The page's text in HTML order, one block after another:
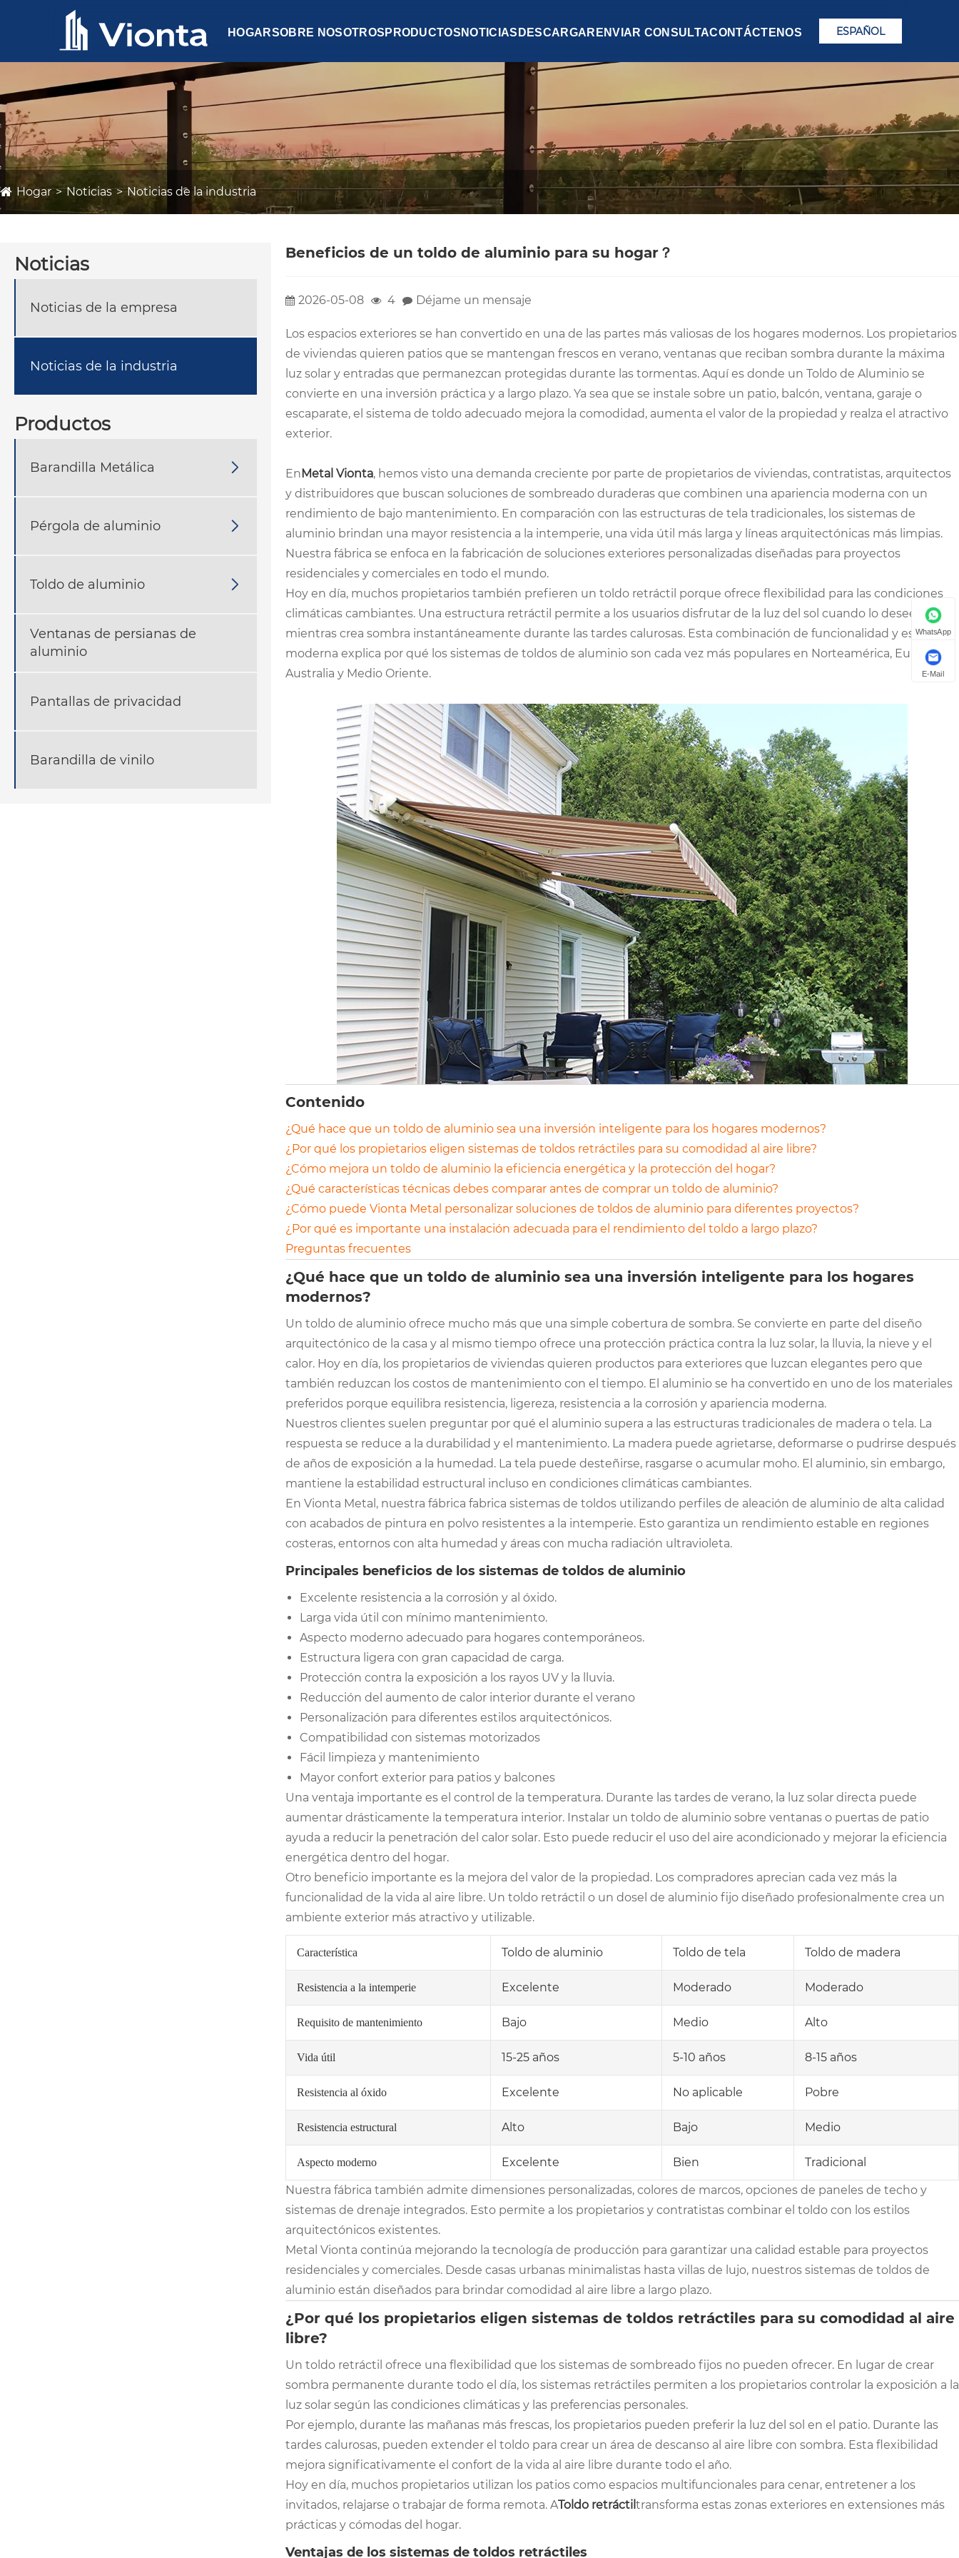
HOGARSOBRE NOSOTROS PRODUCTOS NOTICIAS DESCARGAR ENVIAR CONSULTACONTÁCTENOS ESPAÑOL
Hogar Noticias Noticias de la industria
Noticias
Noticias de la empresa
Noticias de la industria
Productos
Barandilla Metálica 
Pérgola de aluminio 
Toldo de aluminio 
Ventanas de persianas de
aluminio
Pantallas de privacidad
Barandilla de vinilo
Beneficios de un toldo de aluminio para su hogar？
2026-05-08 4 Déjame un mensaje
Los espacios exteriores se han convertido en una de las partes más valiosas de los hogares modernos. Los propietarios
de viviendas quieren patios que se mantengan frescos en verano, ventanas que reciban sombra durante la máxima
luz solar y entradas que permanezcan protegidas durante las tormentas. Aquí es donde un Toldo de Aluminio se
convierte en una inversión práctica y a largo plazo. Ya sea que se instale sobre un patio, balcón, ventana, garaje o
escaparate, el sistema de toldo adecuado mejora la comodidad, aumenta el valor de la propiedad y realza el atractivo
exterior.
EnMetal Vionta, hemos visto una demanda creciente por parte de propietarios de viviendas, contratistas, arquitectos
y distribuidores que buscan soluciones de sombreado duraderas que combinen una apariencia moderna con un
rendimiento de bajo mantenimiento. En comparación con las estructuras de tela tradicionales, los sistemas de
aluminio brindan una mayor resistencia a la intemperie, una vida útil más larga y líneas arquitectónicas más limpias.
Nuestra fábrica se enfoca en la fabricación de soluciones exteriores personalizadas diseñadas para proyectos
residenciales y comerciales en todo el mundo.
Hoy en día, muchos propietarios también prefieren un toldo retráctil porque ofrece flexibilidad para las condiciones
climáticas cambiantes. Una estructura retráctil permite a los usuarios disfrutar de la luz del sol cuando lo deseen
mientras crea sombra instantáneamente durante las tardes calurosas. Esta combinación de funcionalidad y estética
moderna explica por qué los sistemas de toldos de aluminio son cada vez más populares en Norteamérica, Europa,
Australia y Medio Oriente.
Contenido
¿Qué hace que un toldo de aluminio sea una inversión inteligente para los hogares modernos?
¿Por qué los propietarios eligen sistemas de toldos retráctiles para su comodidad al aire libre?
¿Cómo mejora un toldo de aluminio la eficiencia energética y la protección del hogar?
¿Qué características técnicas debes comparar antes de comprar un toldo de aluminio?
¿Cómo puede Vionta Metal personalizar soluciones de toldos de aluminio para diferentes proyectos?
¿Por qué es importante una instalación adecuada para el rendimiento del toldo a largo plazo?
Preguntas frecuentes
¿Qué hace que un toldo de aluminio sea una inversión inteligente para los hogares
modernos?
Un toldo de aluminio ofrece mucho más que una simple cobertura de sombra. Se convierte en parte del diseño
arquitectónico de la casa y al mismo tiempo ofrece una protección práctica contra la luz solar, la lluvia, la nieve y el
calor. Hoy en día, los propietarios de viviendas quieren productos para exteriores que luzcan elegantes pero que
también reduzcan los costos de mantenimiento con el tiempo. El aluminio se ha convertido en uno de los materiales
preferidos porque equilibra resistencia, ligereza, resistencia a la corrosión y apariencia moderna.
Nuestros clientes suelen preguntar por qué el aluminio supera a las estructuras tradicionales de madera o tela. La
respuesta se reduce a la durabilidad y el mantenimiento. La madera puede agrietarse, deformarse o pudrirse después
de años de exposición a la humedad. La tela puede desteñirse, rasgarse o acumular moho. El aluminio, sin embargo,
mantiene la estabilidad estructural incluso en condiciones climáticas cambiantes.
En Vionta Metal, nuestra fábrica fabrica sistemas de toldos utilizando perfiles de aleación de aluminio de alta calidad
con acabados de pintura en polvo resistentes a la intemperie. Esto garantiza un rendimiento estable en regiones
costeras, entornos con alta humedad y áreas con mucha radiación ultravioleta.
Principales beneficios de los sistemas de toldos de aluminio
Excelente resistencia a la corrosión y al óxido.
Larga vida útil con mínimo mantenimiento.
Aspecto moderno adecuado para hogares contemporáneos.
Estructura ligera con gran capacidad de carga.
Protección contra la exposición a los rayos UV y la lluvia.
Reducción del aumento de calor interior durante el verano
Personalización para diferentes estilos arquitectónicos.
Compatibilidad con sistemas motorizados
Fácil limpieza y mantenimiento
Mayor confort exterior para patios y balcones
Una ventaja importante es el control de la temperatura. Durante las tardes de verano, la luz solar directa puede
aumentar drásticamente la temperatura interior. Instalar un toldo de aluminio sobre ventanas o puertas de patio
ayuda a reducir la penetración del calor solar. Esto puede reducir el uso del aire acondicionado y mejorar la eficiencia
energética dentro del hogar.
Otro beneficio importante es la mejora del valor de la propiedad. Los compradores aprecian cada vez más la
funcionalidad de la vida al aire libre. Un toldo retráctil o un dosel de aluminio fijo diseñado profesionalmente crea un
ambiente exterior más atractivo y utilizable.
Característica Toldo de aluminio Toldo de tela Toldo de madera
Resistencia a la intemperie Excelente Moderado Moderado
Requisito de mantenimiento Bajo Medio Alto
Vida útil 15-25 años 5-10 años 8-15 años
Resistencia al óxido Excelente No aplicable Pobre
Resistencia estructural Alto Bajo Medio
Aspecto moderno Excelente Bien Tradicional
Nuestra fábrica también admite dimensiones personalizadas, colores de marcos, opciones de paneles de techo y
sistemas de drenaje integrados. Esto permite a los propietarios y contratistas combinar el toldo con los estilos
arquitectónicos existentes.
Metal Vionta continúa mejorando la tecnología de producción para garantizar una calidad estable para proyectos
residenciales y comerciales. Desde casas urbanas minimalistas hasta villas de lujo, nuestros sistemas de toldos de
aluminio están diseñados para brindar comodidad al aire libre a largo plazo.
¿Por qué los propietarios eligen sistemas de toldos retráctiles para su comodidad al aire
libre?
Un toldo retráctil ofrece una flexibilidad que los sistemas de sombreado fijos no pueden ofrecer. En lugar de crear
sombra permanente durante todo el día, los sistemas retráctiles permiten a los propietarios controlar la exposición a la
luz solar según las condiciones climáticas y las preferencias personales.
Por ejemplo, durante las mañanas más frescas, los propietarios pueden preferir la luz del sol en el patio. Durante las
tardes calurosas, pueden extender el toldo para crear un área de descanso al aire libre con sombra. Esta flexibilidad
mejora significativamente el confort de la vida al aire libre durante todo el año.
Hoy en día, muchos propietarios utilizan los patios como espacios multifuncionales para cenar, entretener a los
invitados, relajarse o trabajar de forma remota. AToldo retráctil transforma estas zonas exteriores en extensiones más
prácticas y cómodas del hogar.
Ventajas de los sistemas de toldos retráctiles
WhatsApp
E-Mail